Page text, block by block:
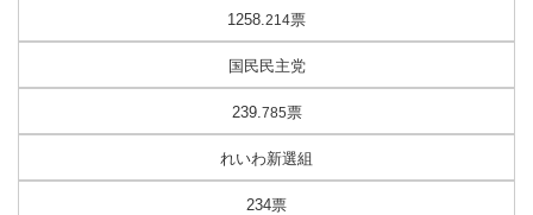
1258. 214票
国民民主党
239. 785票
れいわ新選組
234票